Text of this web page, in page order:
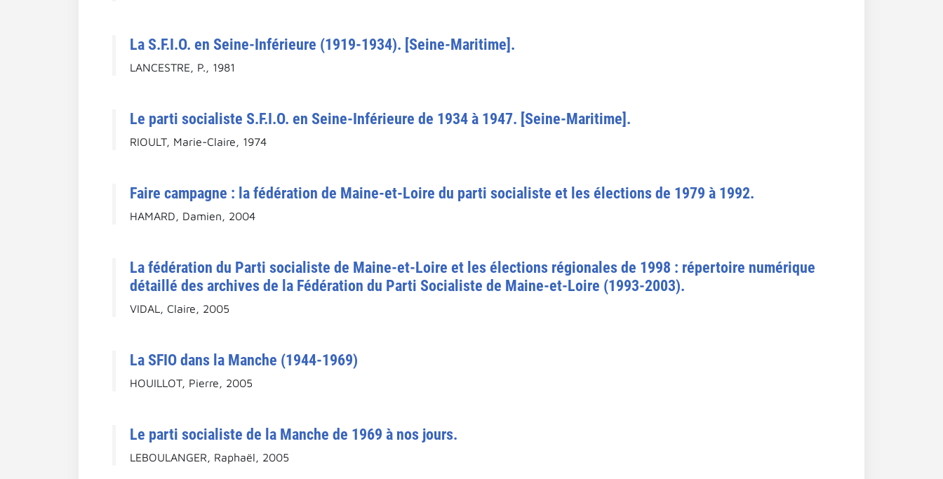
La S.F.I.O. en Seine-Inférieure (1919-1934). [Seine-Maritime].
LANCESTRE, P., 1981
Le parti socialiste S.F.I.O. en Seine-Inférieure de 1934 à 1947. [Seine-Maritime].
RIOULT, Marie-Claire, 1974
Faire campagne : la fédération de Maine-et-Loire du parti socialiste et les élections de 1979 à 1992.
HAMARD, Damien, 2004
La fédération du Parti socialiste de Maine-et-Loire et les élections régionales de 1998 : répertoire numérique
détaillé des archives de la Fédération du Parti Socialiste de Maine-et-Loire (1993-2003).
VIDAL, Claire, 2005
La SFIO dans la Manche (1944-1969)
HOUILLOT, Pierre, 2005
Le parti socialiste de la Manche de 1969 à nos jours.
LEBOULANGER, Raphaël, 2005